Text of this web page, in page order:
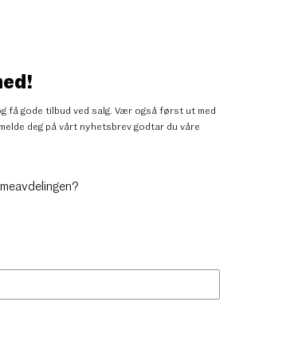
få gode tilbud ved salg. Vær også først ut med
deg på vårt nyhetsbrev godtar du våre